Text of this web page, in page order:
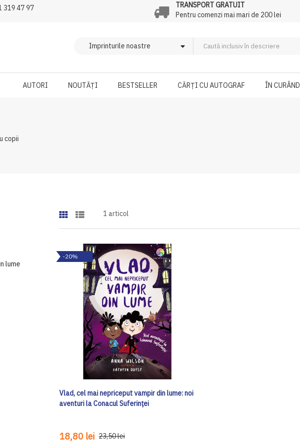
319 47 97
TRANSPORT GRATUIT
Pentru comenzi mai mari de 200 lei
AUTORI NOUTĂȚI BESTSELLER CĂRȚI CU AUTOGRAF ÎN CURÂND
copii
lume
1 articol
-20%
Vlad, cel mai nepriceput vampir din lume: noi
aventuri la Conacul Suferinței
18,80 lei 23,50 lei